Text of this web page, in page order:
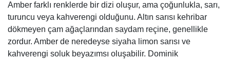
Amber farklı renklerde bir dizi oluşur, ama çoğunlukla, sarı,
turuncu veya kahverengi olduğunu. Altın sarısı kehribar
dökmeyen çam ağaçlarından saydam reçine, genellikle
zordur. Amber de neredeyse siyaha limon sarısı ve
kahverengi soluk beyazımsı oluşabilir. Dominik